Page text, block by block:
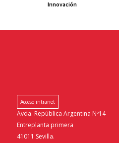
Innovación
Acceso intranet
Avda. República Argentina Nº14
Entreplanta primera
41011 Sevilla.